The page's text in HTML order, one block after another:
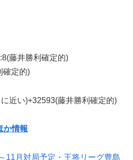
藤井勝利確定的)
確定的)
近い)+32593(藤井勝利確定的)
か情報
11月対局予定・王将リーグ豊島